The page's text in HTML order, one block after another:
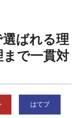
ばれる理
で一貫対
はてブ